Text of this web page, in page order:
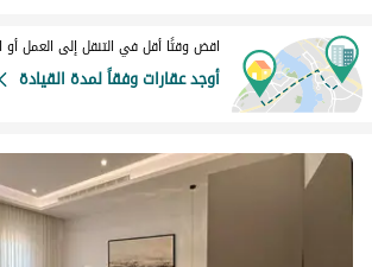
اقض وقتًا أقل في التنقل إلى العمل أو
أوجد عقارات وفقاً لمدة القيادة